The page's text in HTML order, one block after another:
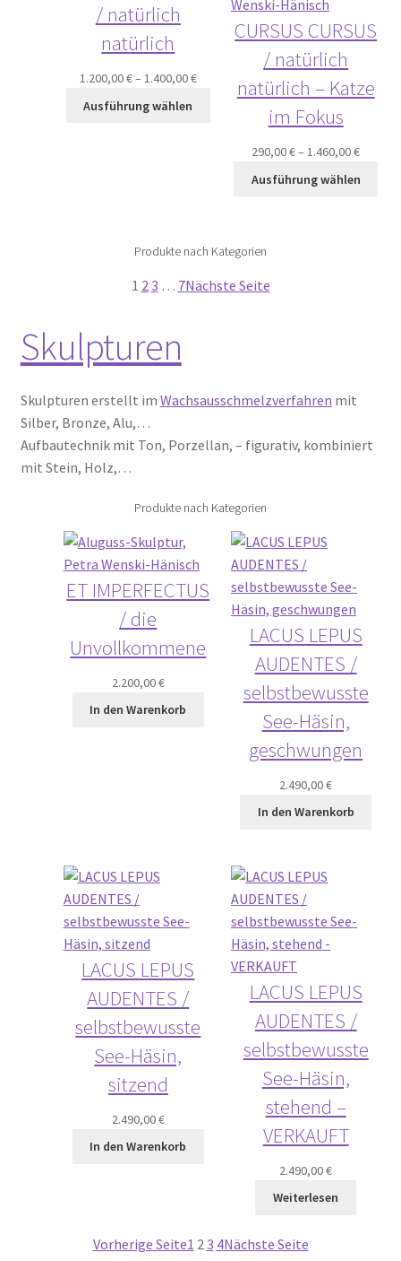
/ natürlich
natürlich
1.200,00€– 1.400,00€
Ausführung wählen
CURSUS CURSUS
/ natürlich
natürlich – Katze
im Fokus
290,00€–1.460,00€
Ausführung wählen
Produkte nach Kategorien
1 23 … 7Nächste Seite
Skulpturen
Skulpturen erstellt im Wachsausschmelzverfahren mit
Silber, Bronze, Alu,…
Aufbautechnik mit Ton, Porzellan, – figurativ, kombiniert
mit Stein, Holz,…
Produkte nach Kategorien
ET IMPERFECTUS
/ die
Unvollkommene
2.200,00€
In den Warenkorb
LACUS LEPUS
AUDENTES /
selbstbewusste
See-Häsin,
geschwungen
2.490,00€
In den Warenkorb
LACUS LEPUS
AUDENTES /
selbstbewusste
See-Häsin,
sitzend
2.490,00€
In den Warenkorb
LACUS LEPUS
AUDENTES /
selbstbewusste
See-Häsin,
stehend –
VERKAUFT
2.490,00€
Weiterlesen
Vorherige Seite1 2 3 4Nächste Seite